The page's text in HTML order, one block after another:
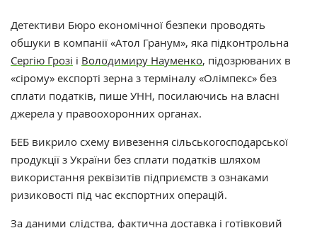
Детективи Бюро економічної безпеки проводять
обшуки в компанії «Атол Гранум», яка підконтрольна
Сергію Грозі і Володимиру Науменко, підозрюваних в
«сірому» експорті зерна з терміналу «Олімпекс» без
сплати податків, пише УНН, посилаючись на власні
джерела у правоохоронних органах.
БЕБ викрило схему вивезення сільськогосподарської
продукції з України без сплати податків шляхом
використання реквізитів підприємств з ознаками
ризиковості під час експортних операцій.
За даними слідства, фактична доставка і готівковий